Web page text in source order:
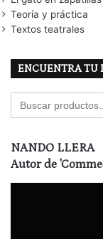
Teoría y práctica
Textos teatrales
ENCUENTRA TU
Buscar:
NANDO LLERA
Autor de